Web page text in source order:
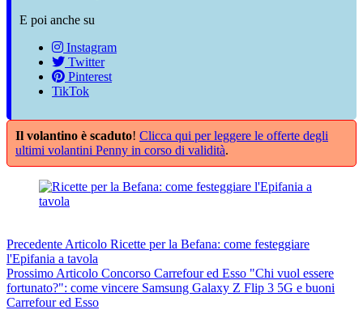
E poi anche su
Instagram
Twitter
Pinterest
TikTok
Il volantino è scaduto! Clicca qui per leggere le offerte degli
ultimi volantini Penny in corso di validità.
Precedente Articolo Ricette per la Befana: come festeggiare
l'Epifania a tavola
Prossimo Articolo Concorso Carrefour ed Esso "Chi vuol essere
fortunato?": come vincere Samsung Galaxy Z Flip 3 5G e buoni
Carrefour ed Esso